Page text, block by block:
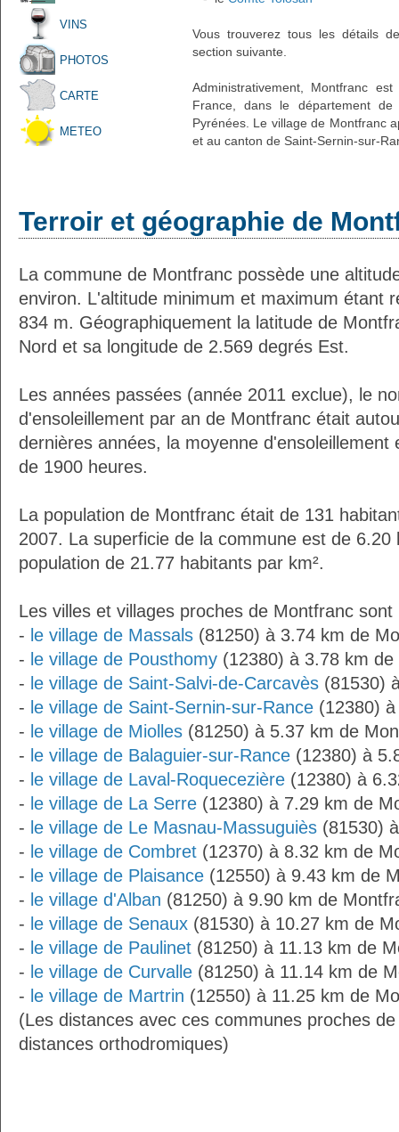
VINS
PHOTOS
CARTE
METEO
Vous trouverez tous les détails
section suivante.
Administrativement, Montfranc
France, dans le département
Pyrénées. Le village de Montfranc
et au canton de Saint-Sernin-sur-
Terroir et géographie de
La commune de Montfranc possède une
environ. L'altitude minimum et maximum étant
834 m. Géographiquement la latitude de
Nord et sa longitude de 2.569 degrés Est.
Les années passées (année 2011 exclue), le
d'ensoleillement par an de Montfranc était
dernières années, la moyenne d'ensoleillement
de 1900 heures.
La population de Montfranc était de 131
2007. La superficie de la commune est de 6.20
population de 21.77 habitants par km².
Les villes et villages proches de Montfranc sont
- le village de Massals (81250) à 3.74 km de
- le village de Pousthomy (12380) à 3.78 km
- le village de Saint-Salvi-de-Carcavès (81530)
- le village de Saint-Sernin-sur-Rance (12380)
- le village de Miolles (81250) à 5.37 km de
- le village de Balaguier-sur-Rance (12380) à
- le village de Laval-Roquecezière (12380) à
- le village de La Serre (12380) à 7.29 km de
- le village de Le Masnau-Massuguiès (81530)
- le village de Combret (12370) à 8.32 km de
- le village de Plaisance (12550) à 9.43 km de
- le village d'Alban (81250) à 9.90 km de
- le village de Senaux (81530) à 10.27 km de
- le village de Paulinet (81250) à 11.13 km de
- le village de Curvalle (81250) à 11.14 km de
- le village de Martrin (12550) à 11.25 km de
(Les distances avec ces communes proches
distances orthodromiques)